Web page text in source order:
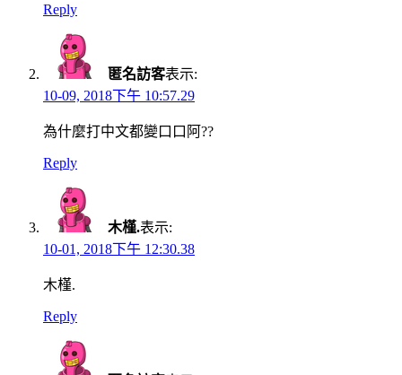
Reply
匿名訪客表示:
10-09, 2018下午 10:57.29
為什麼打中文都變口口阿??
Reply
木槿.表示:
10-01, 2018下午 12:30.38
木槿.
Reply